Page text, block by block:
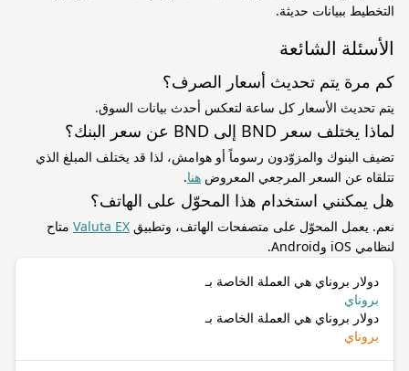
التخطيط ببيانات حديثة.
الأسئلة الشائعة
كم مرة يتم تحديث أسعار الصرف؟
يتم تحديث الأسعار كل ساعة لتعكس أحدث بيانات السوق.
لماذا يختلف سعر BND إلى BND عن سعر البنك؟
تضيف البنوك والمزوّدون رسوماً أو هوامش، لذا قد يختلف المبلغ الذي
تتلقاه عن السعر المرجعي المعروض هنا.
هل يمكنني استخدام هذا المحوّل على الهاتف؟
نعم. يعمل المحوّل على متصفحات الهاتف، وتطبيق Valuta EX متاح
لنظامي iOS وAndroid.
دولار بروناي هي العملة الخاصة بـ
بروناي
دولار بروناي هي العملة الخاصة بـ
بروناي